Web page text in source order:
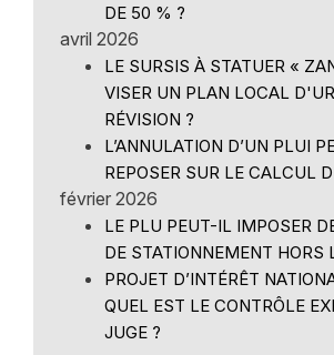
DE 50 % ?
avril 2026
LE SURSIS À STATUER «
VISER UN PLAN LOCAL
RÉVISION ?
L’ANNULATION D’UN PLUI
REPOSER SUR LE CALCUL
février 2026
LE PLU PEUT-IL IMPOSER
DE STATIONNEMENT HORS
PROJET D’INTÉRÊT
QUEL EST LE CONTRÔLE
JUGE ?